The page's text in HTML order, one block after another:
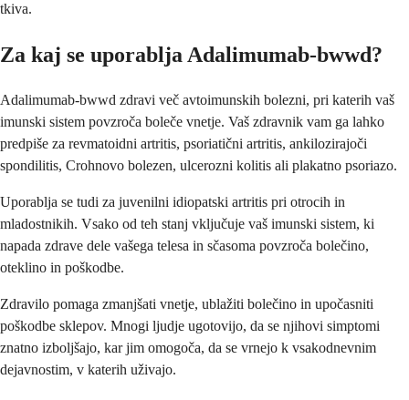
tkiva.
Za kaj se uporablja Adalimumab-bwwd?
Adalimumab-bwwd zdravi več avtoimunskih bolezni, pri katerih vaš
imunski sistem povzroča boleče vnetje. Vaš zdravnik vam ga lahko
predpiše za revmatoidni artritis, psoriatični artritis, ankilozirajoči
spondilitis, Crohnovo bolezen, ulcerozni kolitis ali plakatno psoriazo.
Uporablja se tudi za juvenilni idiopatski artritis pri otrocih in
mladostnikih. Vsako od teh stanj vključuje vaš imunski sistem, ki
napada zdrave dele vašega telesa in sčasoma povzroča bolečino,
oteklino in poškodbe.
Zdravilo pomaga zmanjšati vnetje, ublažiti bolečino in upočasniti
poškodbe sklepov. Mnogi ljudje ugotovijo, da se njihovi simptomi
znatno izboljšajo, kar jim omogoča, da se vrnejo k vsakodnevnim
dejavnostim, v katerih uživajo.